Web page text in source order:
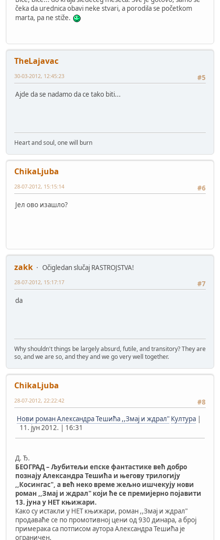
čeka da urednica obavi neke stvari, a porodila se početkom
marta, pa ne stiže.
TheLajavac
#5
30-03-2012, 12:45:23
Ajde da se nadamo da ce tako biti...
Heart and soul, one will burn
ChikaLjuba
#6
28-07-2012, 15:15:14
Јел ово изашло?
zakk
Očigledan slučaj RASTROJSTVA!
#7
28-07-2012, 15:17:17
da
Why shouldn't things be largely absurd, futile, and transitory? They are
so, and we are so, and they and we go very well together.
ChikaLjuba
#8
28-07-2012, 22:22:42
Нови роман Александра Тешића ,,Змај и ждрал" Култура |
11. јун 2012. | 16:31
Д. Ђ.
БЕОГРАД – Љубитељи епске фантастике већ добро
познају Александра Тешића и његову трилогију
,,Косингас", а већ неко време жељно ишчекују нови
роман ,,Змај и ждрал" који ће се премијерно појавити
13. јуна у НЕТ књижари.
Како су истакли у НЕТ књижари, роман ,,Змај и ждрал"
продаваће се по промотивној цени од 930 динара, а број
примерака са потписом аутора Александра Тешића је
ограничен.